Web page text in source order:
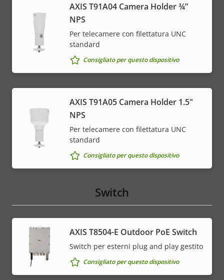
AXIS T91A04 Camera Holder ¾”
NPS
Per telecamere con filettatura UNC
standard
Consigliato per questo dispositivo
AXIS T91A05 Camera Holder 1.5"
NPS
Per telecamere con filettatura UNC
standard
Consigliato per questo dispositivo
Switch
AXIS T8504-E Outdoor PoE Switch
Switch per esterni plug and play gestito
Consigliato per questo dispositivo